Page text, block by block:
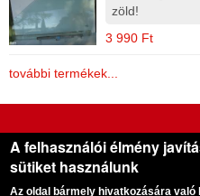
zöld!
3 990 Ft
további termékek...
Gera Használt
Cégünk 1995 óta foglalkozik
Cím:5900 Orosháza, Október 6.
A felhasználói élmény
sütiket használunk
Az oldal bármely hivatkozására